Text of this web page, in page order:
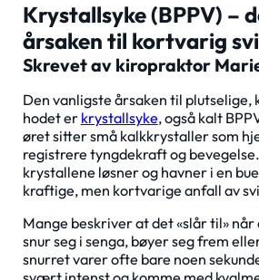
Krystallsyke (BPPV) –
årsaken til kortvarig
Skrevet av kiropraktor
Den vanligste årsaken til plutselige,
hodet er krystallsyke, også kalt
øret sitter små kalkkrystaller som
registrere tyngdekraft og
krystallene løsner og havner i en
kraftige, men kortvarige anfall av
Mange beskriver at det «slår til» når
snur seg i senga, bøyer seg frem
snurret varer ofte bare noen